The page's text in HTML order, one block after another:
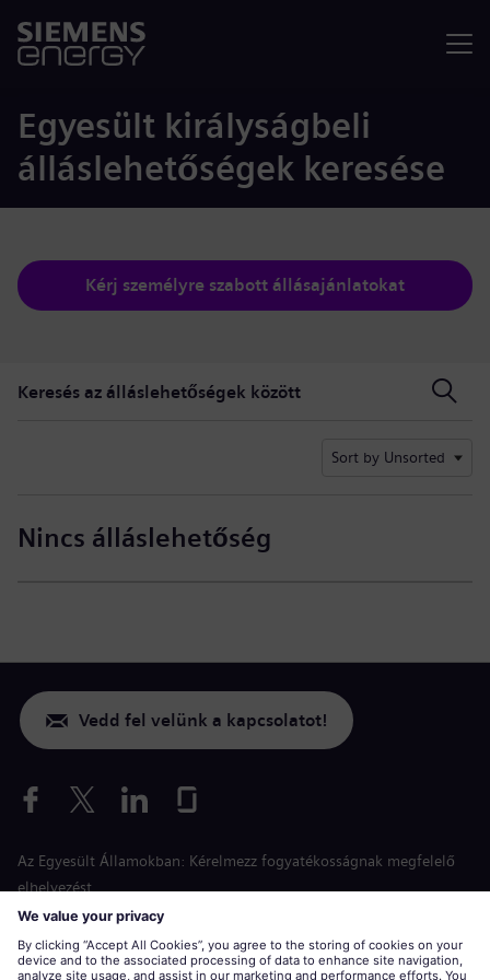
Egyesült királyságbeli
álláslehetőségek keresése
Kérj személyre szabott állásajánlatokat
Keresés az álláslehetőségek között
Sort by Unsorted
Nincs álláslehetőség
Vedd fel velünk a kapcsolatot!
Az Egyesült Államokban: Kérelmezz fogyatékosságnak megfelelő
elhelyezést
Esélyegyenlőség a jelentkezés során
siemens-energy.comGlobális weboldal